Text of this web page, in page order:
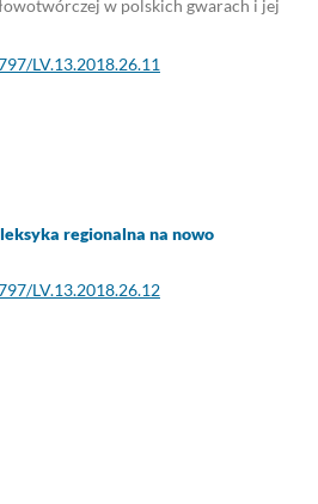
w polskich gwarach i jej
LV.13.2018.26.11
regionalna na nowo
LV.13.2018.26.12